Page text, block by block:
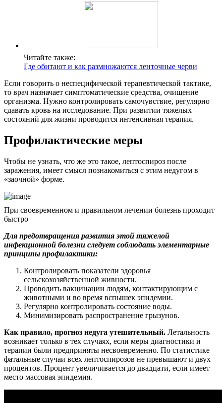
Читайте также:
Где обитают и как размножаются ленточные черви
Если говорить о неспецифической терапевтической тактике,
то врач назначает симптоматические средства, очищение
организма. Нужно контролировать самочувствие, регулярно
сдавать кровь на исследование. При развитии тяжелых
состояний для жизни проводится интенсивная терапия.
Профилактические меры
Чтобы не узнать, что же это такое, лептоспироз после
заражения, имеет смысл познакомиться с этим недугом в
«заочной» форме.
При своевременном и правильном лечении болезнь проходит
быстро
Для предотвращения развития этой тяжелой
инфекционной болезни следует соблюдать элементарные
принципы профилактики:
Контролировать показатели здоровья
сельскохозяйственной живности.
Проводить вакцинации людям, контактирующим с
животными и во время вспышек эпидемии.
Регулярно контролировать состояние воды.
Минимизировать распространение грызунов.
Как правило, прогноз недуга утешительный. Летальность
возникает только в тех случаях, если меры диагностики и
терапии были предприняты несвоевременно. По статистике
фатальные случаи всех лептоспирозов не превышают и двух
процентов. Процент увеличивается до двадцати, если имеет
место массовая эпидемия.